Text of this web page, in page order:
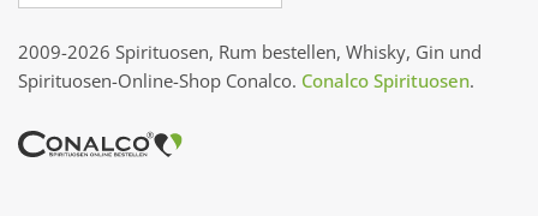
2009-2026 Spirituosen, Rum bestellen, Whisky, Gin und
Spirituosen-Online-Shop Conalco. Conalco Spirituosen.